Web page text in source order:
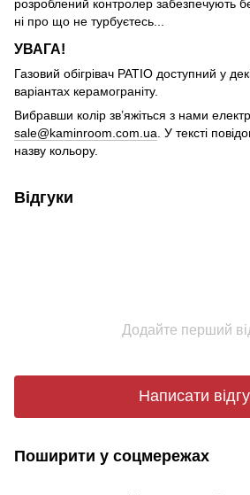
розроблений контролер забезпечують
ні про що не турбуєтесь...
УВАГА!
Газовий обігрівач PATIO доступний у
варіантах керамограніту.
Вибравши колір зв’яжіться з нами
sale@kaminroom.com.ua . У тексті
назву кольору.
Відгуки
Додайте перший
Написати
Поширити у соцмережах